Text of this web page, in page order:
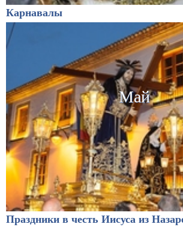
Карнавалы
Май
Праздники в честь Иисуса из